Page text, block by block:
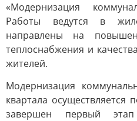
«Модернизация
Работы ведутся в
направлены на
теплоснабжения и
жителей.
Модернизация
квартала осуществляется
завершен первый